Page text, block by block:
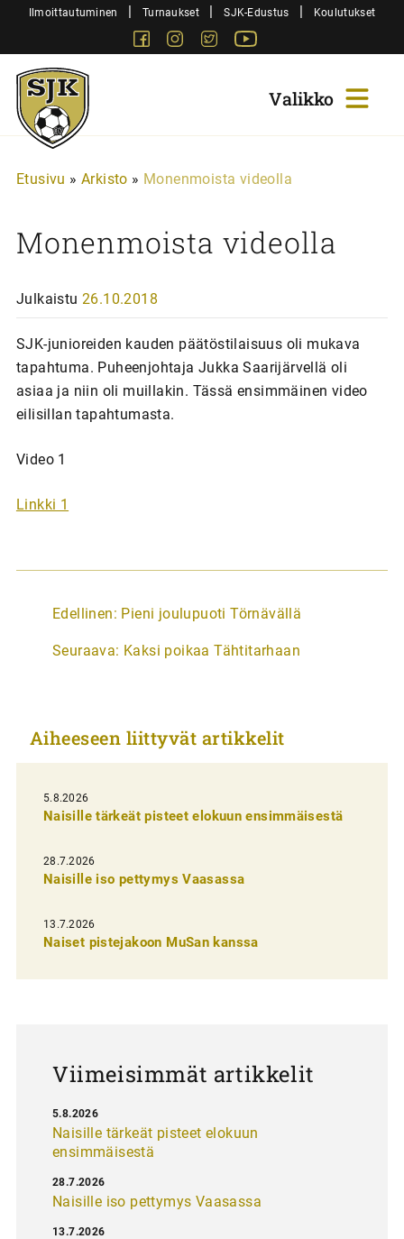
SiirryIlmoittautuminen | Turnaukset | SJK-Edustus | Koulutukset
FacebookInstagram
Twitter
Sjk-
Juniorit
Etusivu » Arkisto » Monenmoista videolla
Monenmoista videolla
Julkaistu 26.10.2018
SJK-junioreiden kauden päätöstilaisuus oli mukava
tapahtuma. Puheenjohtaja Jukka Saarijärvellä oli
asiaa ja niin oli muillakin. Tässä ensimmäinen video
eilisillan tapahtumasta.
Video 1
Linkki 1
A
t
k
e
l
i
e
n
e
Edellinen: Pieni joulupuoti Törnävällä
Seuraava: Kaksi poikaa Tähtitarhaan
Aiheeseen liittyvät artikkelit
5.8.2026
Naisille tärkeät pisteet elokuun ensimmäisestä
28.7.2026
Naisille iso pettymys Vaasassa
13.7.2026
Naiset pistejakoon MuSan kanssa
Viimeisimmät artikkelit
Naisille tärkeät pisteet elokuun
ensimmäisestä
5.8.2026
Naisille iso pettymys Vaasassa
28.7.2026
13.7.2026